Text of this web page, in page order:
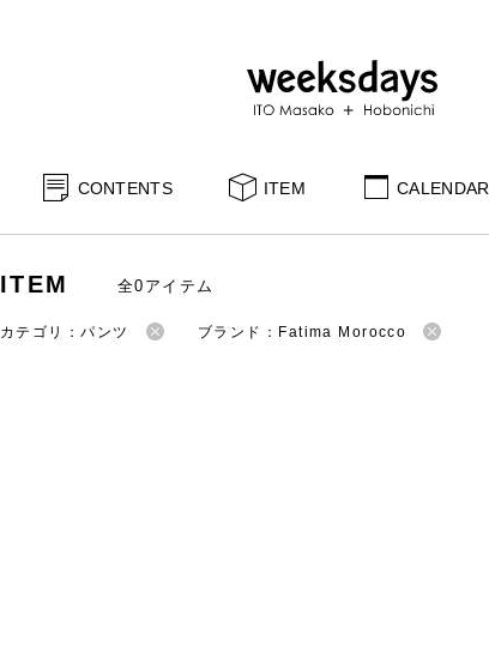
CONTENTS ITEM CALENDAR
ITEM 全0アイテム
カテゴリ：パンツ ブランド：Fatima Morocco